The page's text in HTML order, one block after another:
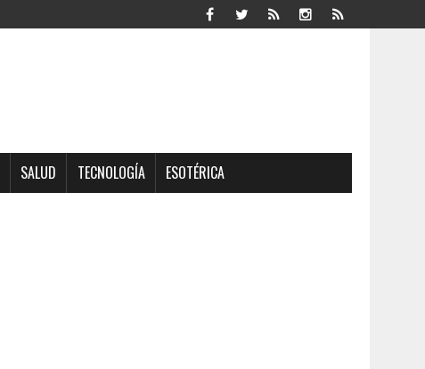
SALUD TECNOLOGÍA ESOTÉRICA